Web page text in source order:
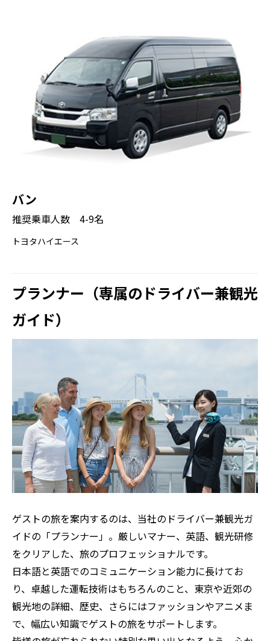
バン
推奨乗車人数 4-9名
トヨタハイエース
プランナー（専属のドライバー兼観光
ガイド）
ゲストの旅を案内するのは、当社のドライバー兼観光ガ
イドの「プランナー」。厳しいマナー、英語、観光研修
をクリアした、旅のプロフェッショナルです。
日本語と英語でのコミュニケーション能力に長けてお
り、卓越した運転技術はもちろんのこと、東京や近郊の
観光地の詳細、歴史、さらにはファッションやアニメま
で、幅広い知識でゲストの旅をサポートします。